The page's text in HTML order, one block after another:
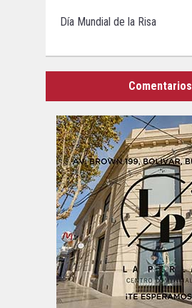
Día Mundial de la Risa
Comentarios